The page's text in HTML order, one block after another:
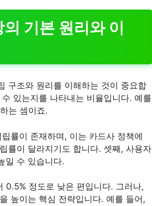
기본 원리와 이
구조와 원리를 이해하는 것이 중요합
있는지를 나타내는 비율입니다. 예를
는 셈이죠.
률이 존재하며, 이는 카드사 정책에
률이 달라지기도 합니다. 셋째, 사용자
일 수 있습니다.
0.5% 정도로 낮은 편입니다. 그러나,
높이는 핵심 전략입니다. 예를 들어,